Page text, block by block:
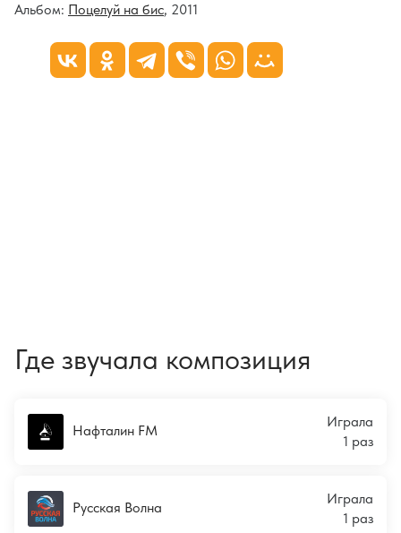
Альбом: Поцелуй на бис, 2011
Где звучала композиция
Нафталин FM
Играла
1 раз
Русская Волна
Играла
1 раз